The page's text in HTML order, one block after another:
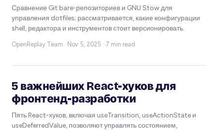
Сравнение Git bare-репозиториев и GNU Stow для
управления dotfiles; рассматривается, какие конфигурации
shell, редактора и инструментов стоит версионировать.
OpenReplay Team · Nov 5, 2025 · 7 min read
5 важнейших React-хуков для
фронтенд-разработки
Пять React-хуков, включая useTransition, useActionState и
useDeferredValue, позволяют управлять состоянием,